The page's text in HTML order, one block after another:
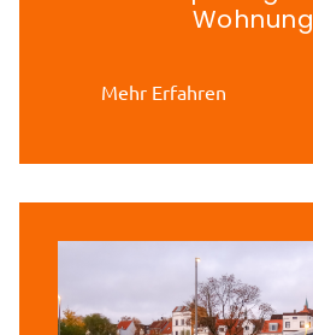
Mehr Erfahren